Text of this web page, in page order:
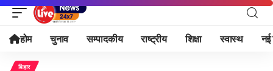
होम चुनाव सम्पादकीय राष्ट्रीय शिक्षा स्वास्थ नई
बिहार